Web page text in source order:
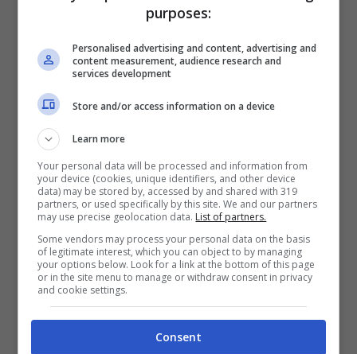
Capo Corso
(Pierre Bona, CC BY-SA 3.0, Wikicommons)
purposes:
Personalised advertising and content, advertising and
content measurement, audience research and
services development
Store and/or access information on a device
Learn more
Your personal data will be processed and information from
your device (cookies, unique identifiers, and other device
data) may be stored by, accessed by and shared with 319
partners, or used specifically by this site. We and our partners
may use precise geolocation data. List of partners.
Some vendors may process your personal data on the basis
of legitimate interest, which you can object to by managing
your options below. Look for a link at the bottom of this page
or in the site menu to manage or withdraw consent in privacy
and cookie settings.
Consent